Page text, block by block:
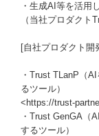
・生成AI等を活用
（当社プロダクト
[自社プロダクト開
・Trust TLanP（
るツール）
<https://trust-
・Trust GenGA（
するツール）